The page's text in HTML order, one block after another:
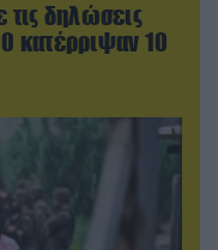
τις δηλώσεις
κατέρριψαν 10